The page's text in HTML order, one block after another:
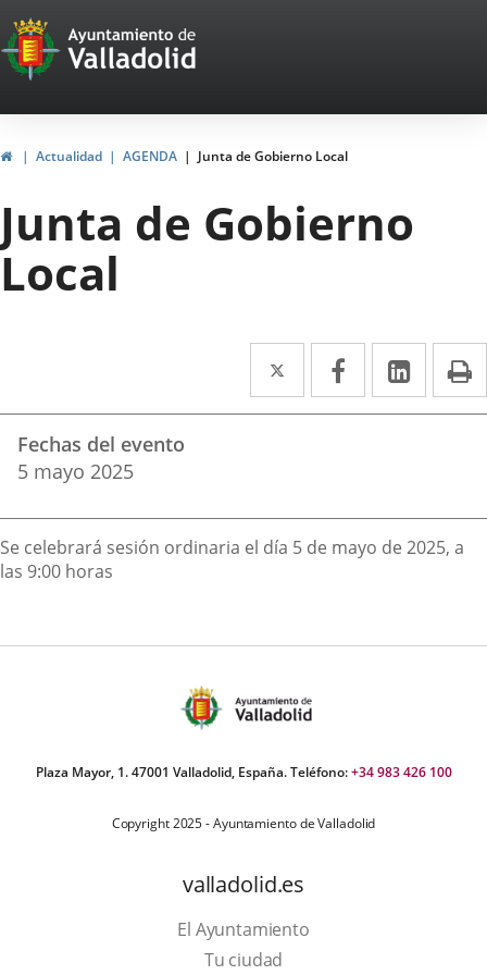
Portal
Web
del
Ayuntamiento
de
Valladolid
HomeActualidad AGENDA Junta de Gobierno Local
Junta de Gobierno
Local
Twitter
Enlace
a
externa.
Facebook
Enlace
a
externa.
Enlace
a
del
evento
Fechas del evento
5 mayo 2025
Descripción
Se celebrará sesión ordinaria el día 5 de mayo de 2025, a
las 9:00 horas
Plaza Mayor, 1. 47001 Valladolid, España. Teléfono:+34 983 426 100
Copyright 2025 - Ayuntamiento de Valladolid
valladolid.es
El Ayuntamiento
Tu ciudad